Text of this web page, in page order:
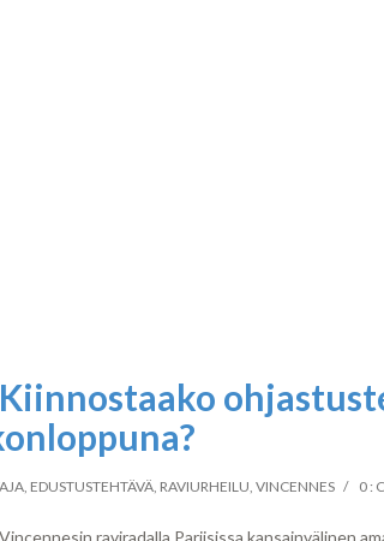
, EDUSTUSTEHTÄVÄ, RAVIURHEILU,VINCENNES 0 :
raviradalla Pariisissa kansainvälinen